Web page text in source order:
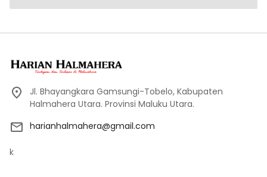
Jl. Bhayangkara Gamsungi-Tobelo, Kabupaten
Halmahera Utara. Provinsi Maluku Utara.
harianhalmahera@gmail.com
k